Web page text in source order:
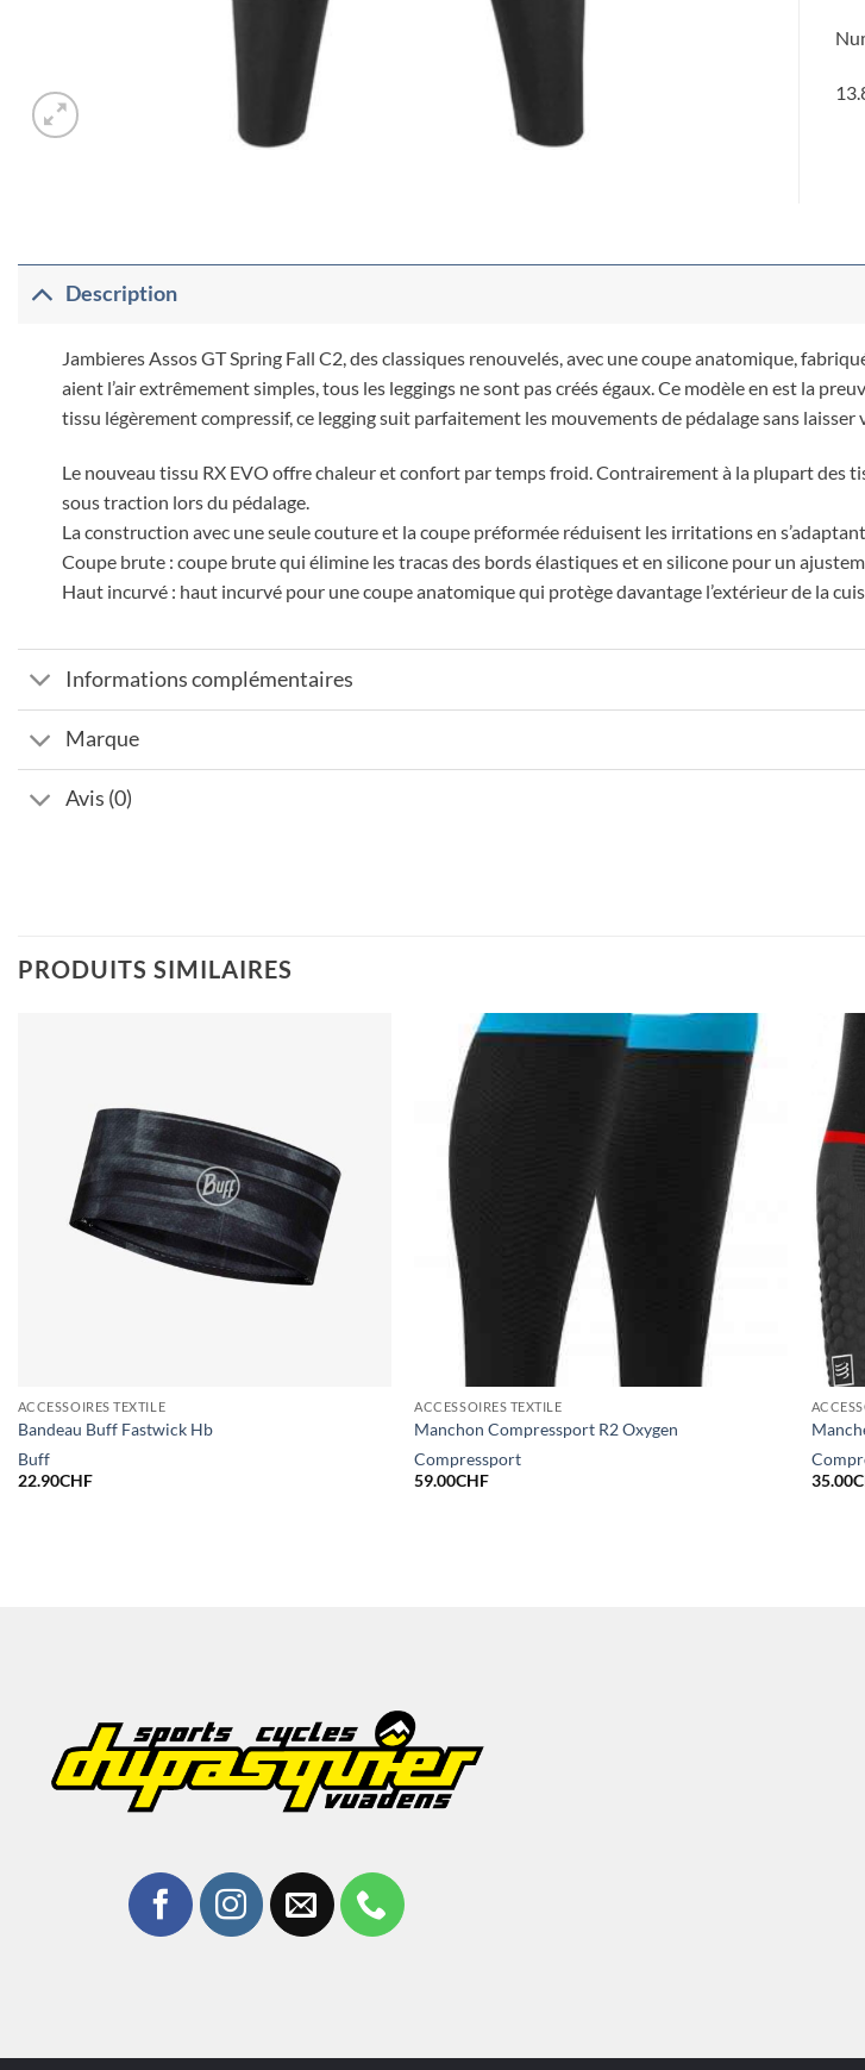
Description
Jambieres Assos GT Spring Fall C2, des classiques renouvelés, avec une coupe anatomique,
aient l’air extrêmement simples, tous les leggings ne sont pas créés égaux. Ce modèle en est la
tissu légèrement compressif, ce legging suit parfaitement les mouvements de pédalage sans
Le nouveau tissu RX EVO offre chaleur et confort par temps froid. Contrairement à la plupart des
sous traction lors du pédalage.
La construction avec une seule couture et la coupe préformée réduisent les irritations en s’adaptant
Coupe brute : coupe brute qui élimine les tracas des bords élastiques et en silicone pour un
Haut incurvé : haut incurvé pour une coupe anatomique qui protège davantage l’extérieur de la
Informations complémentaires
Marque
Avis (0)
PRODUITS SIMILAIRES
ACCESSOIRES TEXTILE
Bandeau Buff Fastwick Hb
Buff
22.90CHF
ACCESSOIRES TEXTILE
Manchon Compressport R2 Oxygen
Compressport
59.00CHF
35.00